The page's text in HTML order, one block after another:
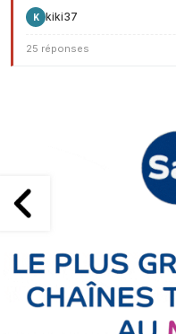
K kiki37
25 réponses